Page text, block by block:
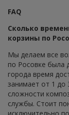
FAQ
Сколько
корзины по
Мы делаем все
по Росовке была
города время
занимает от 1 до
сложности
службы. Стоит
исключительно